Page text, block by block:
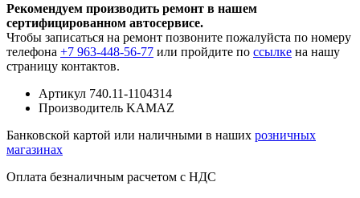
Рекомендуем производить ремонт в нашем
сертифицированном автосервисе.
Чтобы записаться на ремонт позвоните пожалуйста по номеру
телефона +7 963-448-56-77 или пройдите по ссылке на нашу
страницу контактов.
Артикул 740.11-1104314
Производитель KAMAZ
Банковской картой или наличными в наших розничных
магазинах
Оплата безналичным расчетом с НДС